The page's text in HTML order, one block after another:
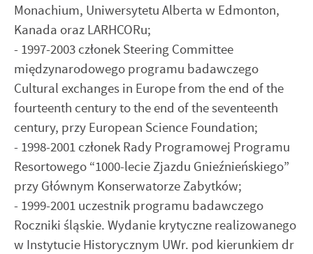
Monachium, Uniwersytetu Alberta w Edmonton,
Kanada oraz LARHCORu;
- 1997-2003 członek Steering Committee
międzynarodowego programu badawczego
Cultural exchanges in Europe from the end of the
fourteenth century to the end of the seventeenth
century, przy European Science Foundation;
- 1998-2001 członek Rady Programowej Programu
Resortowego “1000-lecie Zjazdu Gnieźnieńskiego”
przy Głównym Konserwatorze Zabytków;
- 1999-2001 uczestnik programu badawczego
Roczniki śląskie. Wydanie krytyczne realizowanego
w Instytucie Historycznym UWr. pod kierunkiem dr